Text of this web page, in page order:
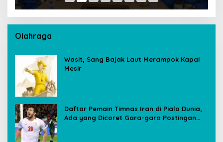
Olahraga
Wasit, Sang Bajak Laut Merampok Kapal
Mesir
Daftar Pemain Timnas Iran di Piala Dunia,
Ada yang Dicoret Gara-gara Postingan